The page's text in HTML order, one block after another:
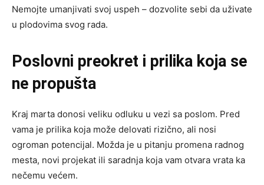
Nemojte umanjivati svoj uspeh – dozvolite sebi da uživate
u plodovima svog rada.
Poslovni preokret i prilika koja se
ne propušta
Kraj marta donosi veliku odluku u vezi sa poslom. Pred
vama je prilika koja može delovati rizično, ali nosi
ogroman potencijal. Možda je u pitanju promena radnog
mesta, novi projekat ili saradnja koja vam otvara vrata ka
nečemu većem.